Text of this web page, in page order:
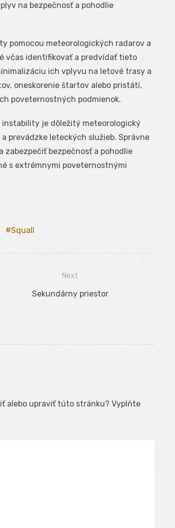
na bezpečnosť a pohodlie
pomocou meteorologických radarov a
včas identifikovať a predvídať tieto
ich vplyvu na letové trasy a
oneskorenie štartov alebo pristátí,
poveternostných podmienok.
instability je dôležitý meteorologický
prevádzke leteckých služieb. Správne
zabezpečiť bezpečnosť a pohodlie
s extrémnymi poveternostnými
Squall
Next
Next
Sekundárny priestor
alebo upraviť túto stránku? Vyplňte